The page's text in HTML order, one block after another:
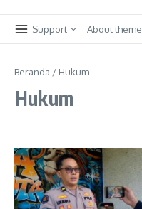
Support About theme
Beranda / Hukum
Hukum